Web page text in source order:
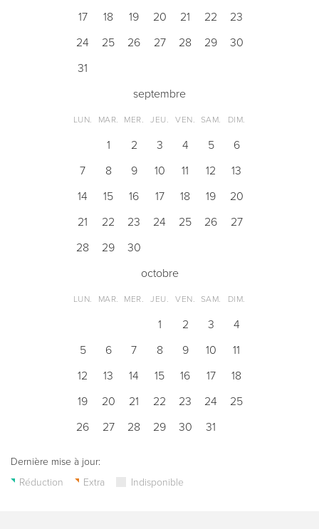
17 18 19 20 21 22
23
24
25 26 27 28 29
30
31
septembre
LUN. MAR. MER. JEU. VEN. SAM. DIM.
1 2 3 4 5
6
7
8 9 10 11 12
13
14
15 16 17 18 19
20
21
22 23 24 25 26
27
28
29
30
octobre
LUN. MAR. MER. JEU. VEN. SAM. DIM.
1 2 3
4
5
6 7 8 9 10
11
12
13 14 15 16 17
18
19
20 21 22 23 24
25
26
27 28 29 30 31
Dernière mise à jour:
Réduction
Extra Indisponible